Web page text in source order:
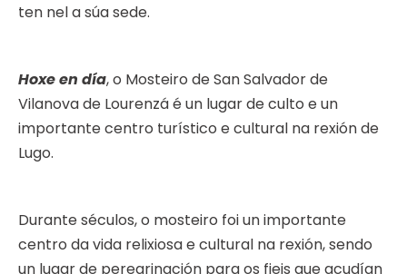
ten nel a súa sede.
Hoxe en día, o Mosteiro de San Salvador de
Vilanova de Lourenzá é un lugar de culto e un
importante centro turístico e cultural na rexión de
Lugo.
Durante séculos, o mosteiro foi un importante
centro da vida relixiosa e cultural na rexión, sendo
un lugar de peregrinación para os fieis que acudían